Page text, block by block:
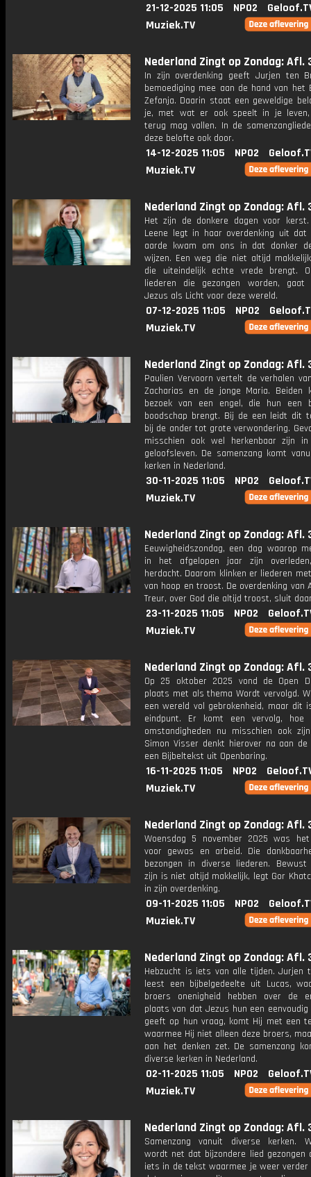
21-12-2025 11:05 NPO2
Muziek.TV
Nederland Zingt op Zondag: Afl.
In zijn overdenking geeft Jurjen ten
bemoediging mee aan de hand van het
Zefanja. Daarin staat een geweldige
je, met wat er ook speelt in je
terug mag vallen. In de
deze belofte ook door.
14-12-2025 11:05 NPO2
Muziek.TV
Nederland Zingt op Zondag: Afl.
Het zijn de donkere dagen voor
Leene legt in haar overdenking uit dat
aarde kwam om ons in dat donker
wijzen. Een weg die niet altijd
die uiteindelijk echte vrede brengt.
liederen die gezongen worden,
Jezus als Licht voor deze wereld.
07-12-2025 11:05 NPO2
Muziek.TV
Nederland Zingt op Zondag: Afl.
Paulien Vervoorn vertelt de verhalen
Zacharias en de jonge Maria. Beiden
bezoek van een engel, die hun een
boodschap brengt. Bij de een leidt dit
bij de ander tot grote verwondering.
misschien ook wel herkenbaar zijn
geloofsleven. De samenzang komt
kerken in Nederland.
30-11-2025 11:05 NPO2
Muziek.TV
Nederland Zingt op Zondag: Afl.
Eeuwigheidszondag, een dag waarop
in het afgelopen jaar zijn
herdacht. Daarom klinken er liederen
van hoop en troost. De overdenking van
Treur, over God die altijd troost, sluit
23-11-2025 11:05 NPO2
Muziek.TV
Nederland Zingt op Zondag: Afl.
Op 25 oktober 2025 vond de Open
plaats met als thema Wordt vervolgd.
een wereld vol gebrokenheid, maar dit
eindpunt. Er komt een vervolg, hoe
omstandigheden nu misschien ook
Simon Visser denkt hierover na aan de
een Bijbeltekst uit Openbaring.
16-11-2025 11:05 NPO2
Muziek.TV
Nederland Zingt op Zondag: Afl.
Woensdag 5 november 2025 was het
voor gewas en arbeid. Die
bezongen in diverse liederen. Bewust
zijn is niet altijd makkelijk, legt Gor
in zijn overdenking.
09-11-2025 11:05 NPO2
Muziek.TV
Nederland Zingt op Zondag: Afl.
Hebzucht is iets van alle tijden. Jurjen
leest een bijbelgedeelte uit Lucas,
broers onenigheid hebben over de
plaats van dat Jezus hun een
geeft op hun vraag, komt Hij met een
waarmee Hij niet alleen deze broers,
aan het denken zet. De samenzang
diverse kerken in Nederland.
02-11-2025 11:05 NPO2
Muziek.TV
Nederland Zingt op Zondag: Afl.
Samenzang vanuit diverse kerken.
wordt net dat bijzondere lied gezongen
iets in de tekst waarmee je weer